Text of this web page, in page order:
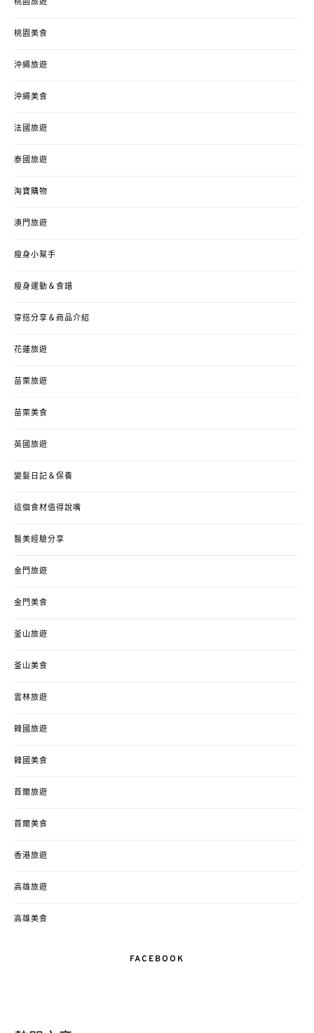
桃園旅遊
桃園美食
沖繩旅遊
沖繩美食
法國旅遊
泰國旅遊
淘寶購物
澳門旅遊
瘦身小幫手
瘦身運動＆食譜
穿搭分享＆商品介紹
花蓮旅遊
苗栗旅遊
苗栗美食
英國旅遊
變髮日記＆保養
這個食材值得說嘴
醫美經驗分享
金門旅遊
金門美食
釜山旅遊
釜山美食
雲林旅遊
韓國旅遊
韓國美食
首爾旅遊
首爾美食
香港旅遊
高雄旅遊
高雄美食
FACEBOOK